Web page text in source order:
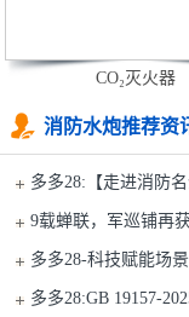
CO₂灭火器
消防水炮推荐资
多多28:【走进消防
深耕，防误喷技术铸
9载蝉联，军巡铺再
多多28-科技赋能场
魂，铸就现代智慧灭火
多多28:GB 19157-